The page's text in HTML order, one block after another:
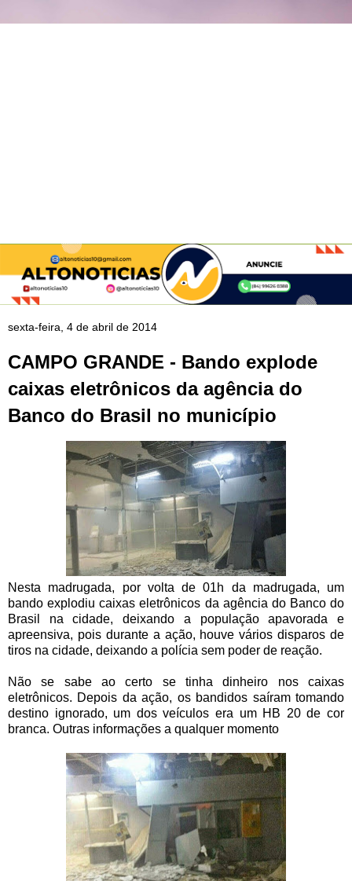
sexta-feira, 4 de abril de 2014
CAMPO GRANDE - Bando explode
caixas eletrônicos da agência do
Banco do Brasil no município
Nesta madrugada, por volta de 01h da madrugada, um
bando explodiu caixas eletrônicos da agência do Banco do
Brasil na cidade, deixando a população apavorada e
apreensiva, pois durante a ação, houve vários disparos de
tiros na cidade, deixando a polícia sem poder de reação.
Não se sabe ao certo se tinha dinheiro nos caixas
eletrônicos. Depois da ação, os bandidos saíram tomando
destino ignorado, um dos veículos era um HB 20 de cor
branca. Outras informações a qualquer momento